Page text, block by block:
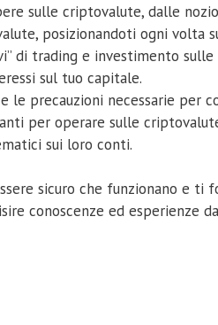
sulle criptovalute, dalle
posizionandoti ogni volta
di trading e investimento
sul tuo capitale.
precauzioni necessarie per
per operare sulle
sui loro conti.
sicuro che funzionano e ti
conoscenze ed esperienze